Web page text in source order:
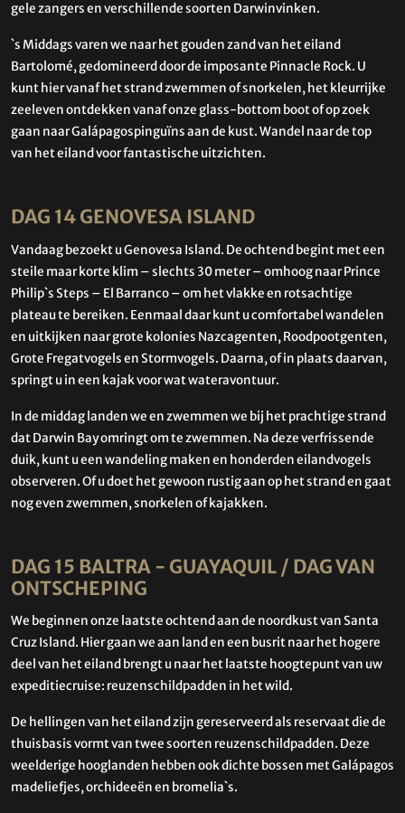
gele zangers en verschillende soorten Darwinvinken.
`s Middags varen we naar het gouden zand van het eiland
Bartolomé, gedomineerd door de imposante Pinnacle Rock. U
kunt hier vanaf het strand zwemmen of snorkelen, het kleurrijke
zeeleven ontdekken vanaf onze glass-bottom boot of op zoek
gaan naar Galápagospinguïns aan de kust. Wandel naar de top
van het eiland voor fantastische uitzichten.
DAG 14 GENOVESA ISLAND
Vandaag bezoekt u Genovesa Island. De ochtend begint met een
steile maar korte klim – slechts 30 meter – omhoog naar Prince
Philip`s Steps – El Barranco – om het vlakke en rotsachtige
plateau te bereiken. Eenmaal daar kunt u comfortabel wandelen
en uitkijken naar grote kolonies Nazcagenten, Roodpootgenten,
Grote Fregatvogels en Stormvogels. Daarna, of in plaats daarvan,
springt u in een kajak voor wat wateravontuur.
In de middag landen we en zwemmen we bij het prachtige strand
dat Darwin Bay omringt om te zwemmen. Na deze verfrissende
duik, kunt u een wandeling maken en honderden eilandvogels
observeren. Of u doet het gewoon rustig aan op het strand en gaat
nog even zwemmen, snorkelen of kajakken.
DAG 15 BALTRA - GUAYAQUIL / DAG VAN
ONTSCHEPING
We beginnen onze laatste ochtend aan de noordkust van Santa
Cruz Island. Hier gaan we aan land en een busrit naar het hogere
deel van het eiland brengt u naar het laatste hoogtepunt van uw
expeditiecruise: reuzenschildpadden in het wild.
De hellingen van het eiland zijn gereserveerd als reservaat die de
thuisbasis vormt van twee soorten reuzenschildpadden. Deze
weelderige hooglanden hebben ook dichte bossen met Galápagos
madeliefjes, orchideeën en bromelia`s.